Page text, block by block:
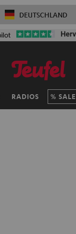
DEUTSCHLAND
RADIOS SALE